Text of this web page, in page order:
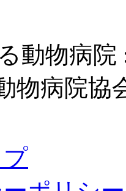
動物病
物病院協